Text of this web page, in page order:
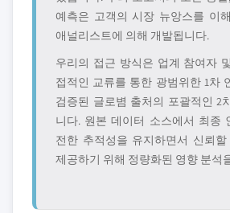
예측은 고객의 시장 뉴앙스를 이
애널리스트에 의해 개발됩니다.
우리의 접근 방식은 업계 참여자
접적인 교류를 통한 광범위한 1차
검증된 글로볌 출처의 포괄적인 2
니다. 원본 데이터 소스에서 최종
전한 추적성을 유지하면서 신뢰
제공하기 위해 정량화된 영향 분석